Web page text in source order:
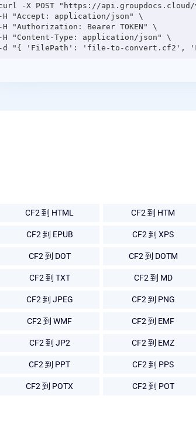
-X POST "https://
-H "Accept: application/json" \
-H "Authorization: Bearer TOKEN" \
-H "Content-Type: application/json" \
CF2 到 HTML CF2 到 HTM
CF2 到 EPUB CF2 到 XPS
CF2 到 DOT CF2 到 DOTM
CF2 到 TXT CF2 到 MD
CF2 到 JPEG CF2 到 PNG
CF2 到 WMF CF2 到 EMF
CF2 到 JP2 CF2 到 EMZ
CF2 到 PPT CF2 到 PPS
CF2 到 POTX CF2 到 POT